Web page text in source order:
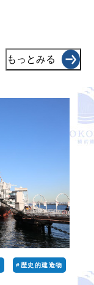
もっとみる
#歴史的建造物